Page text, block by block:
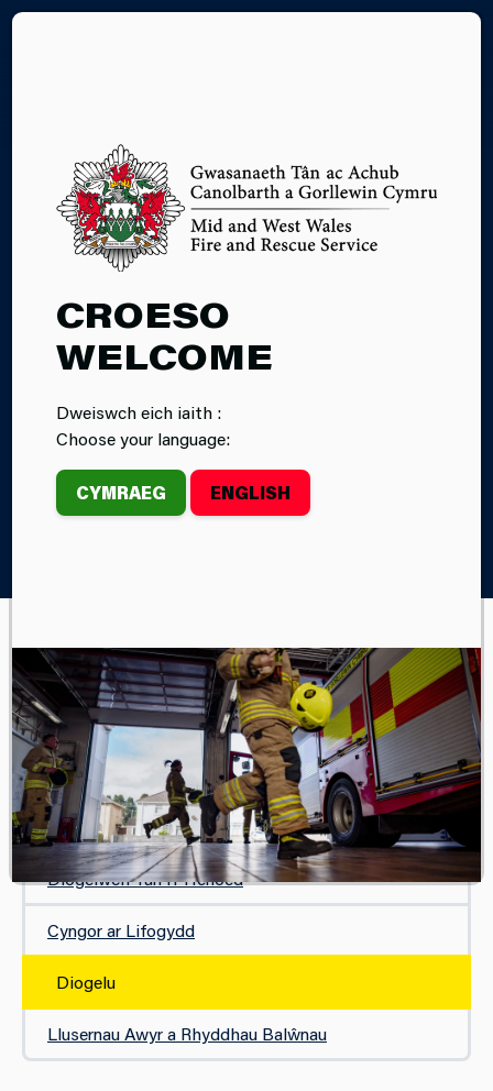
CROESO
WELCOME
Dweiswch eich iaith :
Choose your language:
CYMRAEG ENGLISH
DIOGELU
Home
Diogelwch
EICH CYMUNED A DIGWYDDIADAU
Diogelwch Coelcerthi
Diogelwch Tân Gwyllt
Diogelwch Calan Gaeaf
Diogelwch Tân i'r Henoed
Cyngor ar Lifogydd
Diogelu
Llusernau Awyr a Rhyddhau Balŵnau